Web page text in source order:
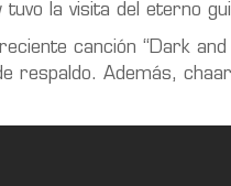
tuvo la visita del eterno
canción “Dark
respaldo. Además,